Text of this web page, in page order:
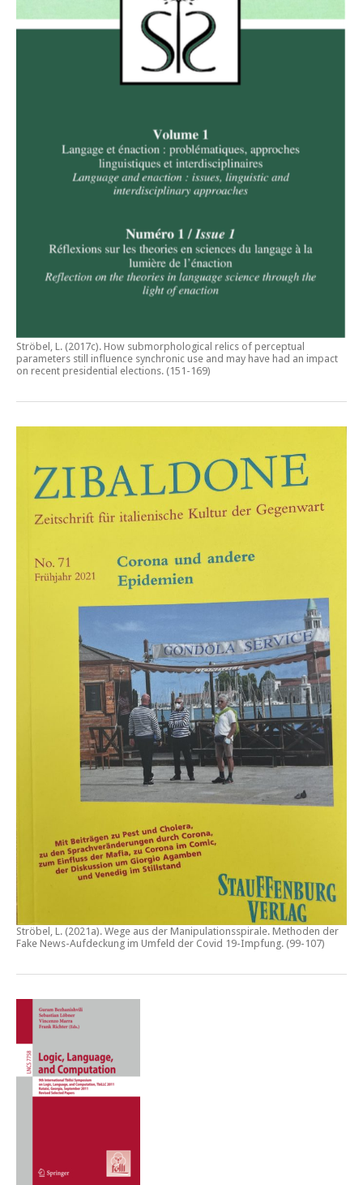
Ströbel, L. (2017c). How submorphological relics of perceptual
parameters still influence synchronic use and may have had an impact
on recent presidential elections. (151-169)
Ströbel, L. (2021a). Wege aus der Manipulationsspirale. Methoden der
Fake News-Aufdeckung im Umfeld der Covid 19-Impfung. (99-107)